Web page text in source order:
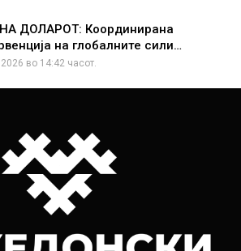
ДОЛАРОТ: Координирана
на глобалните сили…
во 14:42 часот.